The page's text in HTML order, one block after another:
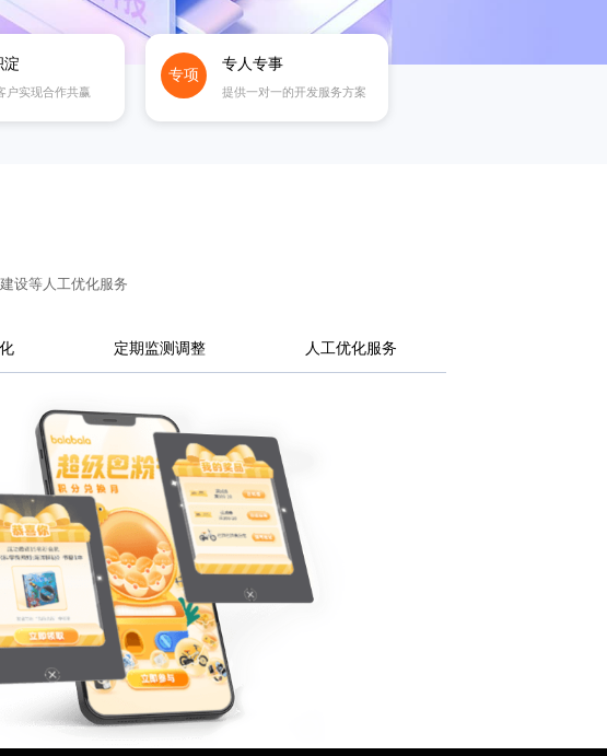
淀
户实现合作共赢
专项
专人专事
提供一对一的开发服务方案
设等人工优化服务
定期监测调整 人工优化服务